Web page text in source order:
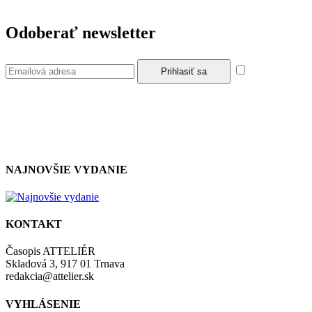
Odoberať newsletter
NAJNOVŠIE VYDANIE
KONTAKT
Časopis ATTELIÉR
Skladová 3, 917 01 Trnava
redakcia@attelier.sk
VYHLÁSENIE